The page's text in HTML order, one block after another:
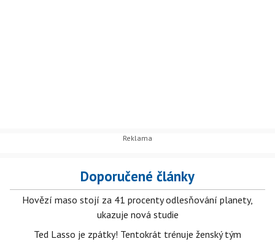
Doporučené články
Hovězí maso stojí za 41 procenty odlesňování planety,
ukazuje nová studie
Ted Lasso je zpátky! Tentokrát trénuje ženský tým